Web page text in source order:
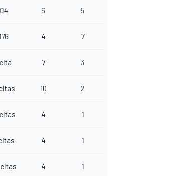
6 5
4 7
7 3
10 2
4 1
4 1
4 1